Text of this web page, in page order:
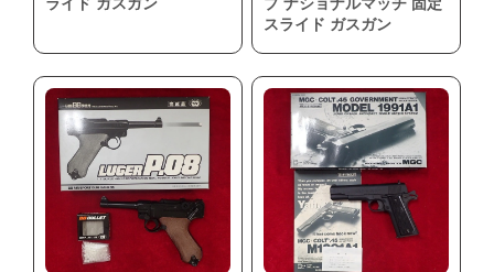
ライド ガスガン
プ ナショナルマッチ 固定
スライド ガスガン